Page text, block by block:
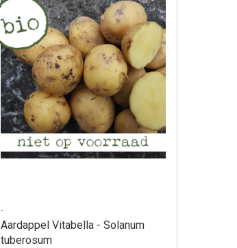
.
Aardappel Vitabella - Solanum
tuberosum